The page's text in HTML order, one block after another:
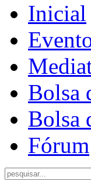
Inicial
Bolsa
Bolsa
Fórum